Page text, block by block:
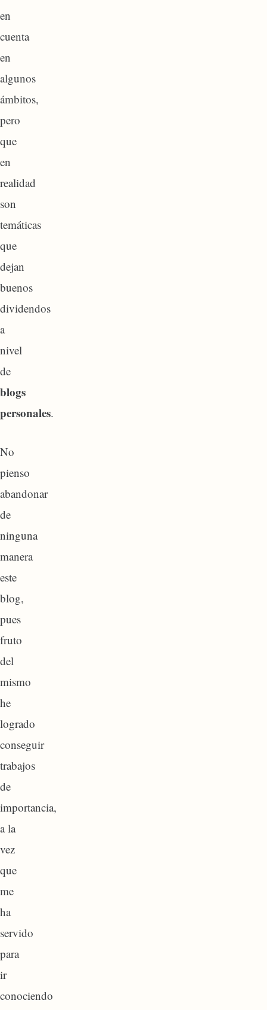
en
cuenta
en
algunos
ámbitos,
pero
que
en
realidad
son
temáticas
que
dejan
buenos
dividendos
a
nivel
de
blogs
personales.
No
pienso
abandonar
de
ninguna
manera
este
blog,
pues
fruto
del
mismo
he
logrado
conseguir
trabajos
de
importancia,
a la
vez
que
me
ha
servido
para
ir
conociendo